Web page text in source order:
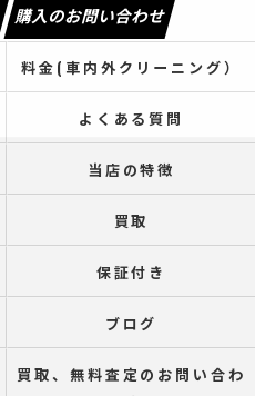
購入のお問い合わせ
料金(車内外クリーニング）
よくある質問
当店の特徴
買取
保証付き
ブログ
買取、無料査定のお問い合わ